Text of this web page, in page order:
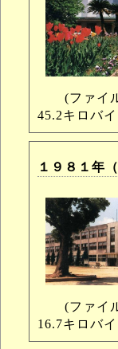
(ファイル
45.2キロバ
１９８１年
(ファイル
16.7キロバ